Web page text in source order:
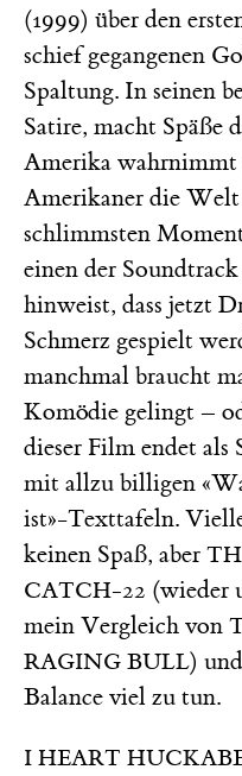
(1999) über den
schief gegangenen
Spaltung. In seinen
Satire, macht Späße
Amerika wahrnimmt
Amerikaner die
schlimmsten
einen der
hinweist, dass jetzt
Schmerz gespielt
manchmal braucht
Komödie gelingt –
dieser Film endet als
mit allzu billigen
ist»-Texttafeln.
keinen Spaß, aber
CATCH-22 (wieder
mein Vergleich von
RAGING BULL)
Balance viel zu tun.
I HEART